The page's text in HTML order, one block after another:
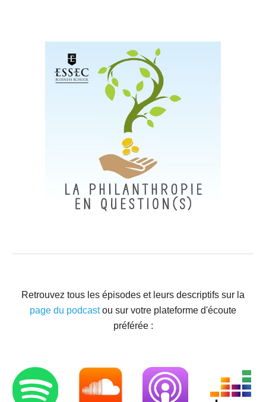
Retrouvez tous les épisodes et leurs descriptifs sur la
page du podcastou sur votre plateforme d'écoute
préférée :